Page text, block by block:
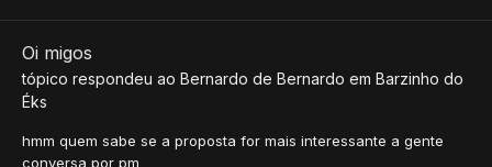
Oi migos
tópico respondeu ao Bernardo de Bernardo em Barzinho do
Éks
hmm quem sabe se a proposta for mais interessante a gente
conversa por pm